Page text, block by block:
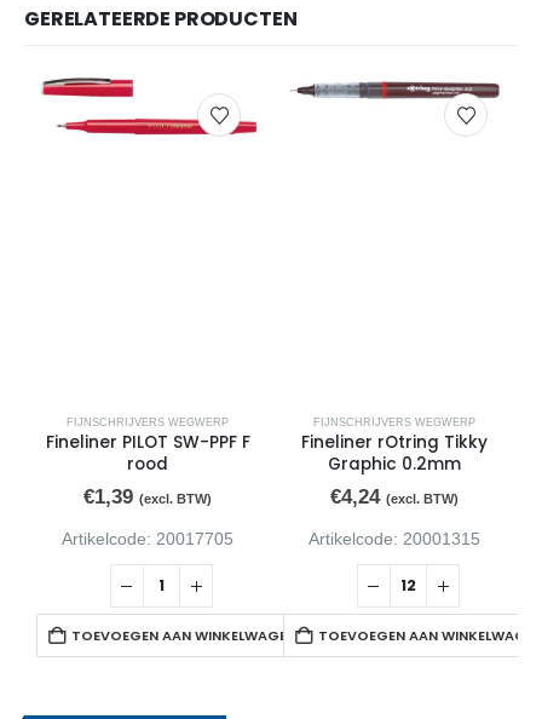
GERELATEERDE PRODUCTEN
FIJNSCHRIJVERS WEGWERP
Fineliner PILOT SW-PPF F
rood
€1,39 (excl. BTW)
Artikelcode: 20017705
TOEVOEGEN AAN WINKELWAGEN
FIJNSCHRIJVERS WEGWERP
Fineliner rOtring Tikky
Graphic 0.2mm
€4,24 (excl. BTW)
Artikelcode: 20001315
TOEVOEGEN AAN